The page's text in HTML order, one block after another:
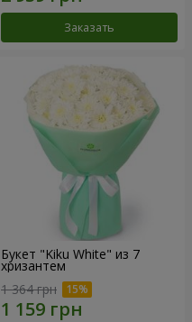
Заказать
Букет "Kiku White" из 7
хризантем
1 364 грн